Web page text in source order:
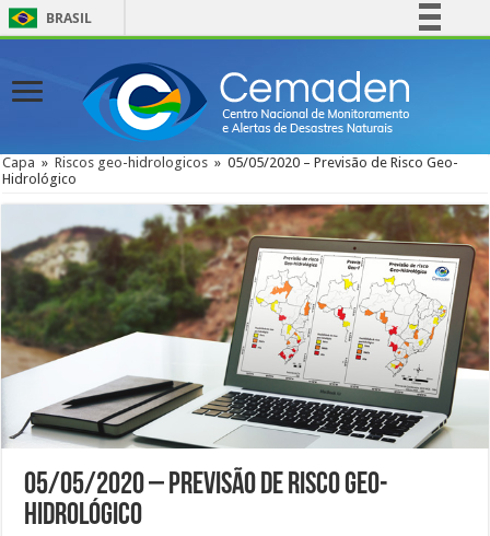
BRASIL
Comunica BR
Participe
Acesso à informação
Canais
Capa » Riscos geo-hidrologicos » 05/05/2020 – Previsão de Risco Geo-
Hidrológico
05/05/2020 – Previsão de Risco Geo-
Hidrológico